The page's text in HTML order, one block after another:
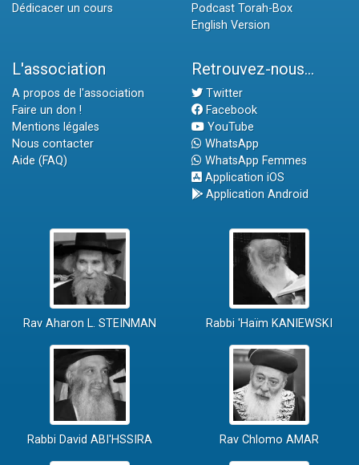
Dédicacer un cours
Podcast Torah-Box
English Version
L'association
A propos de l'association
Faire un don !
Mentions légales
Nous contacter
Aide (FAQ)
Retrouvez-nous...
Twitter
Facebook
YouTube
WhatsApp
WhatsApp Femmes
Application iOS
Application Android
Rav Aharon L. STEINMAN Rabbi 'Haïm KANIEWSKI
Rabbi David ABI'HSSIRA Rav Chlomo AMAR